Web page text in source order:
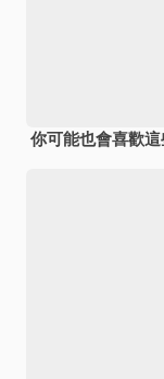
你可能也會喜歡